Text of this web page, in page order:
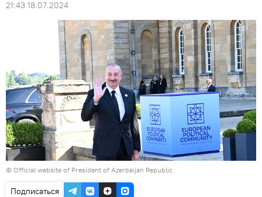
21:43 18.07.2024
© Official website of President of Azerbaijan Republic
Подписаться